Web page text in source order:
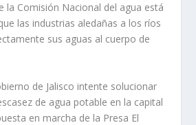
la Comisión Nacional del agua está
las industrias aledañas a los ríos
sus aguas al cuerpo de
de Jalisco intente solucionar
de agua potable en la capital
en marcha de la Presa El